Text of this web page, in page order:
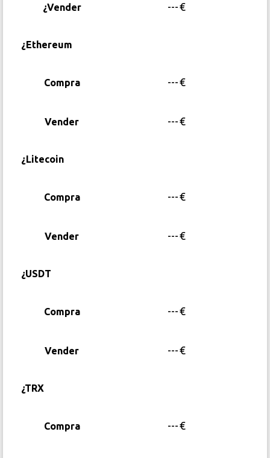
¿Vender ---€
¿Ethereum
---€
---€
¿Litecoin
Compra
Vender
---€
---€
¿USDT
Compra ---€
Vender ---€
¿TRX
Compra ---€
Compra
Vender